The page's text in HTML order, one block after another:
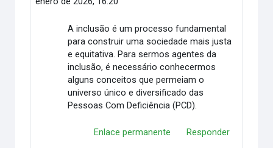
A inclusão é um processo fundamental
para construir uma sociedade mais justa
e equitativa. Para sermos agentes da
inclusão, é necessário conhecermos
alguns conceitos que permeiam o
universo único e diversificado das
Pessoas Com Deficiência (PCD).
Enlace permanente Responder